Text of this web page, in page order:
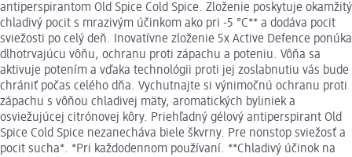
antiperspirantom Old Spice Cold Spice. Zloženie poskytuje okamžitý
chladivý pocit s mrazivým účinkom ako pri -5 °C** a dodáva pocit
sviežosti po celý deň. Inovatívne zloženie 5x Active Defence ponúka
dlhotrvajúcu vôňu, ochranu proti zápachu a poteniu. Vôňa sa
aktivuje potením a vďaka technológii proti jej zoslabnutiu vás bude
chrániť počas celého dňa. Vychutnajte si výnimočnú ochranu proti
zápachu s vôňou chladivej mäty, aromatických byliniek a
osviežujúcej citrónovej kôry. Priehľadný gélový antiperspirant Old
Spice Cold Spice nezanecháva biele škvrny. Pre nonstop sviežosť a
pocit sucha*. *Pri každodennom používaní. **Chladivý účinok na